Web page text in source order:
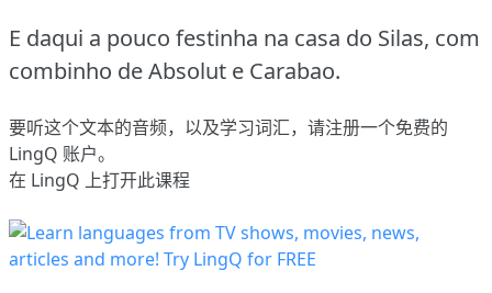
E daqui a pouco festinha na casa do Silas, com
combinho de Absolut e Carabao.
要听这个文本的音频，以及学习词汇，请注册一个免费的
LingQ 账户。
在 LingQ 上打开此课程